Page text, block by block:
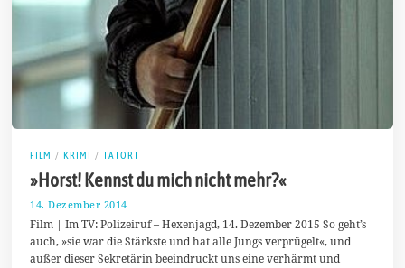
FILM / KRIMI / TATORT
»Horst! Kennst du mich nicht mehr?«
14. Dezember 2014
4
.
D
e
Film | Im TV: Polizeiruf – Hexenjagd, 14. Dezember 2015 So geht’s
auch, »sie war die Stärkste und hat alle Jungs verprügelt«, und
außer dieser Sekretärin beeindruckt uns eine verhärmt und